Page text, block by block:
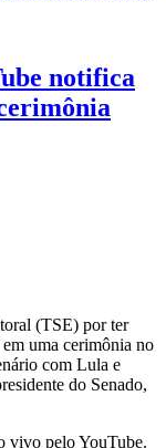
notifica
(TSE) por ter
uma cerimônia no
com Lula e
do Senado,
vivo pelo YouTube.